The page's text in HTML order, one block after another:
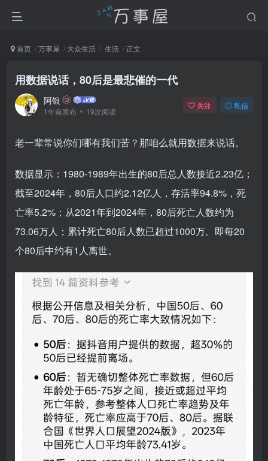
首页 万事屋 大众生活 生活 正文
用数据说话，80后是最悲催的一代
阿银
1年前发布 19次阅读
关注 私信
老一辈常说你们哪有我们苦？那咱么就用数据来说话。
数据显示：1980-1989年出生的80后总人数接近2.23亿；
截至2024年，80后人口约2.12亿人，存活率94.8%，死
亡率5.2%；从2021年到2024年，80后死亡人数约为
73.06万人；累计死亡80后人数已超过1000万。即每20
个80后中约有1人离世。